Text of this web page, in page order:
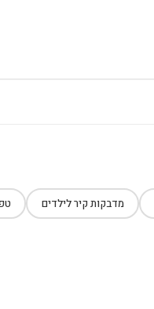
מדבקות קיר לילדים